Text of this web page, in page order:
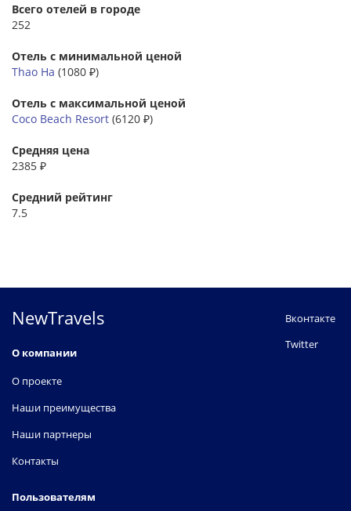
Всего отелей в городе
252
Отель с минимальной ценой
Thao Ha (1080 ₽)
Отель с максимальной ценой
Coco Beach Resort (6120 ₽)
Средняя цена
2385 ₽
Средний рейтинг
7.5
NewTravels
О компании
О проекте
Наши преимущества
Наши партнеры
Контакты
Пользователям
Вконтакте
Twitter